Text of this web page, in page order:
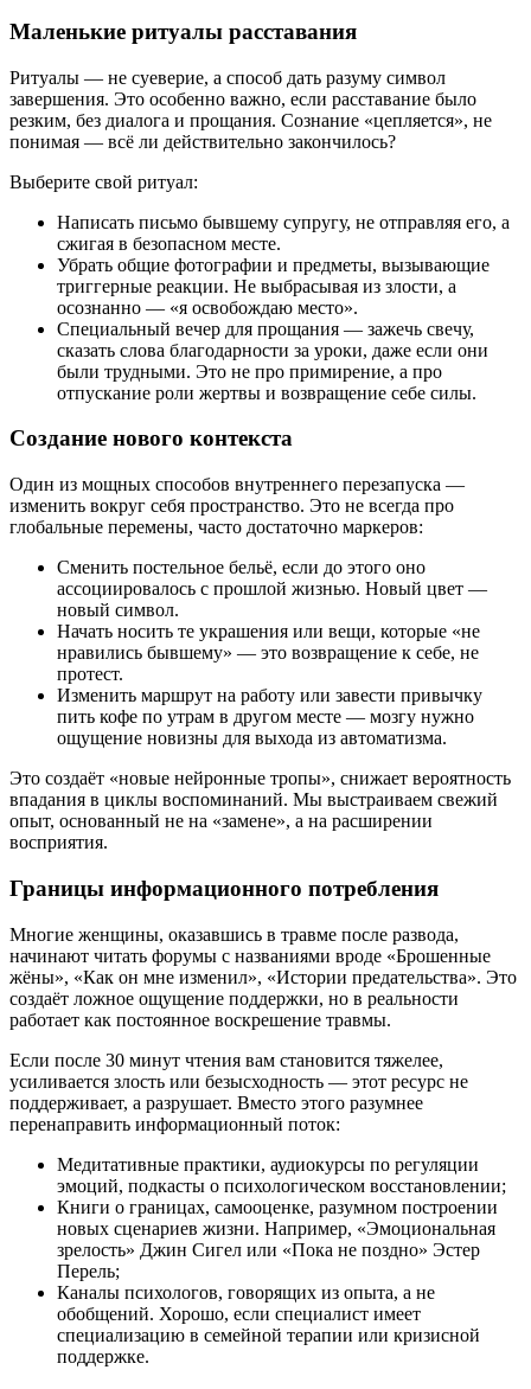
Маленькие ритуалы расставания
Ритуалы — не суеверие, а способ дать разуму символ
завершения. Это особенно важно, если расставание было
резким, без диалога и прощания. Сознание «цепляется», не
понимая — всё ли действительно закончилось?
Выберите свой ритуал:
Написать письмо бывшему супругу, не отправляя его, а
сжигая в безопасном месте.
Убрать общие фотографии и предметы, вызывающие
триггерные реакции. Не выбрасывая из злости, а
осознанно — «я освобождаю место».
Специальный вечер для прощания — зажечь свечу,
сказать слова благодарности за уроки, даже если они
были трудными. Это не про примирение, а про
отпускание роли жертвы и возвращение себе силы.
Создание нового контекста
Один из мощных способов внутреннего перезапуска —
изменить вокруг себя пространство. Это не всегда про
глобальные перемены, часто достаточно маркеров:
Сменить постельное бельё, если до этого оно
ассоциировалось с прошлой жизнью. Новый цвет —
новый символ.
Начать носить те украшения или вещи, которые «не
нравились бывшему» — это возвращение к себе, не
протест.
Изменить маршрут на работу или завести привычку
пить кофе по утрам в другом месте — мозгу нужно
ощущение новизны для выхода из автоматизма.
Это создаёт «новые нейронные тропы», снижает вероятность
впадания в циклы воспоминаний. Мы выстраиваем свежий
опыт, основанный не на «замене», а на расширении
восприятия.
Границы информационного потребления
Многие женщины, оказавшись в травме после развода,
начинают читать форумы с названиями вроде «Брошенные
жёны», «Как он мне изменил», «Истории предательства». Это
создаёт ложное ощущение поддержки, но в реальности
работает как постоянное воскрешение травмы.
Если после 30 минут чтения вам становится тяжелее,
усиливается злость или безысходность — этот ресурс не
поддерживает, а разрушает. Вместо этого разумнее
перенаправить информационный поток:
Медитативные практики, аудиокурсы по регуляции
эмоций, подкасты о психологическом восстановлении;
Книги о границах, самооценке, разумном построении
новых сценариев жизни. Например, «Эмоциональная
зрелость» Джин Сигел или «Пока не поздно» Эстер
Перель;
Каналы психологов, говорящих из опыта, а не
обобщений. Хорошо, если специалист имеет
специализацию в семейной терапии или кризисной
поддержке.